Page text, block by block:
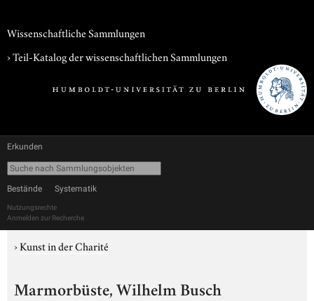
Wissenschaftliche Sammlungen
› Teil-Katalog der wissenschaftlichen Sammlungen
Erkunden
Bestände Systematik
Nutzungsrechte
Anmelden zur Recherche
›Kunst in der Charité
Marmorbüste, Wilhelm Busch